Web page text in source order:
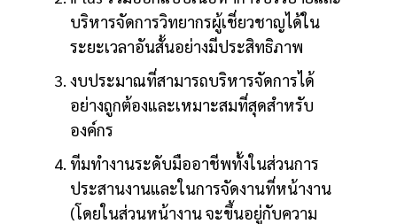
บริหารจัดการวิทยากรผู้เชี่ยวชาญได้ใน
ระยะเวลาอันสั้นอย่างมีประสิทธิภาพ
งบประมาณที่สามารถบริหารจัดการได้
อย่างถูกต้องและเหมาะสมที่สุดสำหรับ
องค์กร
ทีมทำงานระดับมืออาชีพทั้งในส่วนการ
ประสานงานและในการจัดงานที่หน้างาน
(โดยในส่วนหน้างาน จะขึ้นอยู่กับความ